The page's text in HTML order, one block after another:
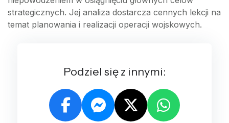
strategicznych. Jej analiza dostarcza cennych lekcji na
temat planowania i realizacji operacji wojskowych.
Podziel się z innymi: